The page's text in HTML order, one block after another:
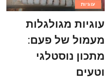
עוגיות
עוגיות מגולגלות
מעמול של פעם:
מתכון נוסטלגי
וטעים